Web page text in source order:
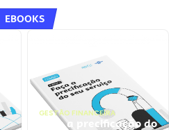
EBOOKS
GESTÃO FINANCEIRA
Faça a precificação do